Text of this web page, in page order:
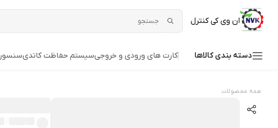
ان وی کی کنترل
دسته بندی کالاها کارت های ورودی و خروجیسیستم حفاظت کاتدیسنسور
همه محصولات